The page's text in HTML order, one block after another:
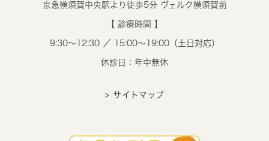
京急横須賀中央駅より徒歩5分 ヴェルク横須賀前
【 診療時間 】
9:30～12:30 ／ 15:00～19:00（土日対応）
休診日：年中無休
> サイトマップ